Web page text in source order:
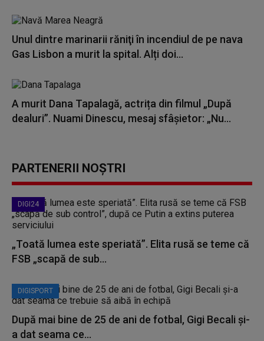
Unul dintre marinarii răniţi în incendiul de pe nava
Gas Lisbon a murit la spital. Alți doi...
A murit Dana Tapalagă, actrița din filmul „După
dealuri”. Nuami Dinescu, mesaj sfâșietor: „Nu...
PARTENERII NOȘTRI
DIGI24
„Toată lumea este speriată”. Elita rusă se teme că
FSB „scapă de sub...
DIGISPORT
După mai bine de 25 de ani de fotbal, Gigi Becali și-
a dat seama ce...